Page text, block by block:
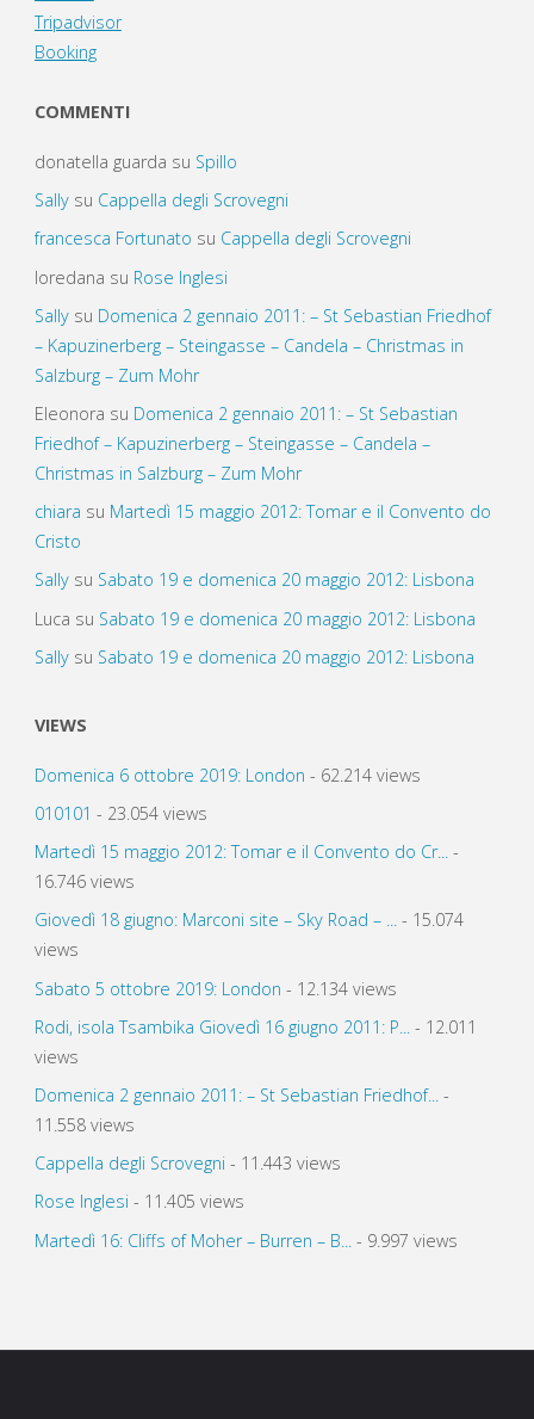
Tripadvisor
Booking
COMMENTI
donatella guarda su Spillo
Sallysu Cappella degli Scrovegni
francesca Fortunato su Cappella degli Scrovegni
loredana su Rose Inglesi
Sallysu Domenica 2 gennaio 2011: – St Sebastian Friedhof
– Kapuzinerberg – Steingasse – Candela – Christmas in
Salzburg – Zum Mohr
Eleonora su Domenica 2 gennaio 2011: – St Sebastian
Friedhof – Kapuzinerberg – Steingasse – Candela –
Christmas in Salzburg – Zum Mohr
chiara su Martedì 15 maggio 2012: Tomar e il Convento do
Cristo
Sallysu Sabato 19 e domenica 20 maggio 2012: Lisbona
Luca su Sabato 19 e domenica 20 maggio 2012: Lisbona
Sallysu Sabato 19 e domenica 20 maggio 2012: Lisbona
VIEWS
Domenica 6 ottobre 2019: London - 62.214 views
010101 - 23.054 views
Martedì 15 maggio 2012: Tomar e il Convento do Cr...-
16.746 views
Giovedì 18 giugno: Marconi site – Sky Road – ...- 15.074
views
Sabato 5 ottobre 2019: London - 12.134 views
Rodi, isola Tsambika Giovedì 16 giugno 2011: P...- 12.011
views
Domenica 2 gennaio 2011: – St Sebastian Friedhof...-
11.558 views
Cappella degli Scrovegni - 11.443 views
Rose Inglesi - 11.405 views
Martedì 16: Cliffs of Moher – Burren – B...
- 9.997 views